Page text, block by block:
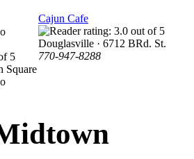
Square
Cajun Cafe
Douglasville · 6712 BRd. St.
770-947-8288